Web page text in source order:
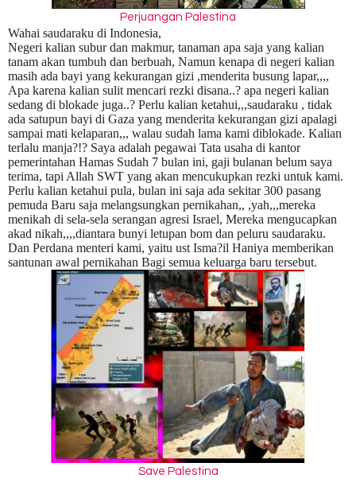
Perjuangan Palestina
Wahai saudaraku di Indonesia,
Negeri kalian subur dan makmur, tanaman apa saja yang kalian
tanam akan tumbuh dan berbuah, Namun kenapa di negeri kalian
masih ada bayi yang kekurangan gizi ,menderita busung lapar,,,,
Apa karena kalian sulit mencari rezki disana..? apa negeri kalian
sedang di blokade juga..? Perlu kalian ketahui,,,saudaraku , tidak
ada satupun bayi di Gaza yang menderita kekurangan gizi apalagi
sampai mati kelaparan,,, walau sudah lama kami diblokade. Kalian
terlalu manja?!? Saya adalah pegawai Tata usaha di kantor
pemerintahan Hamas Sudah 7 bulan ini, gaji bulanan belum saya
terima, tapi Allah SWT yang akan mencukupkan rezki untuk kami.
Perlu kalian ketahui pula, bulan ini saja ada sekitar 300 pasang
pemuda Baru saja melangsungkan pernikahan,, ,yah,,,mereka
menikah di sela-sela serangan agresi Israel, Mereka mengucapkan
akad nikah,,,,diantara bunyi letupan bom dan peluru saudaraku.
Dan Perdana menteri kami, yaitu ust Isma?il Haniya memberikan
santunan awal pernikahan Bagi semua keluarga baru tersebut.
Save Palestina